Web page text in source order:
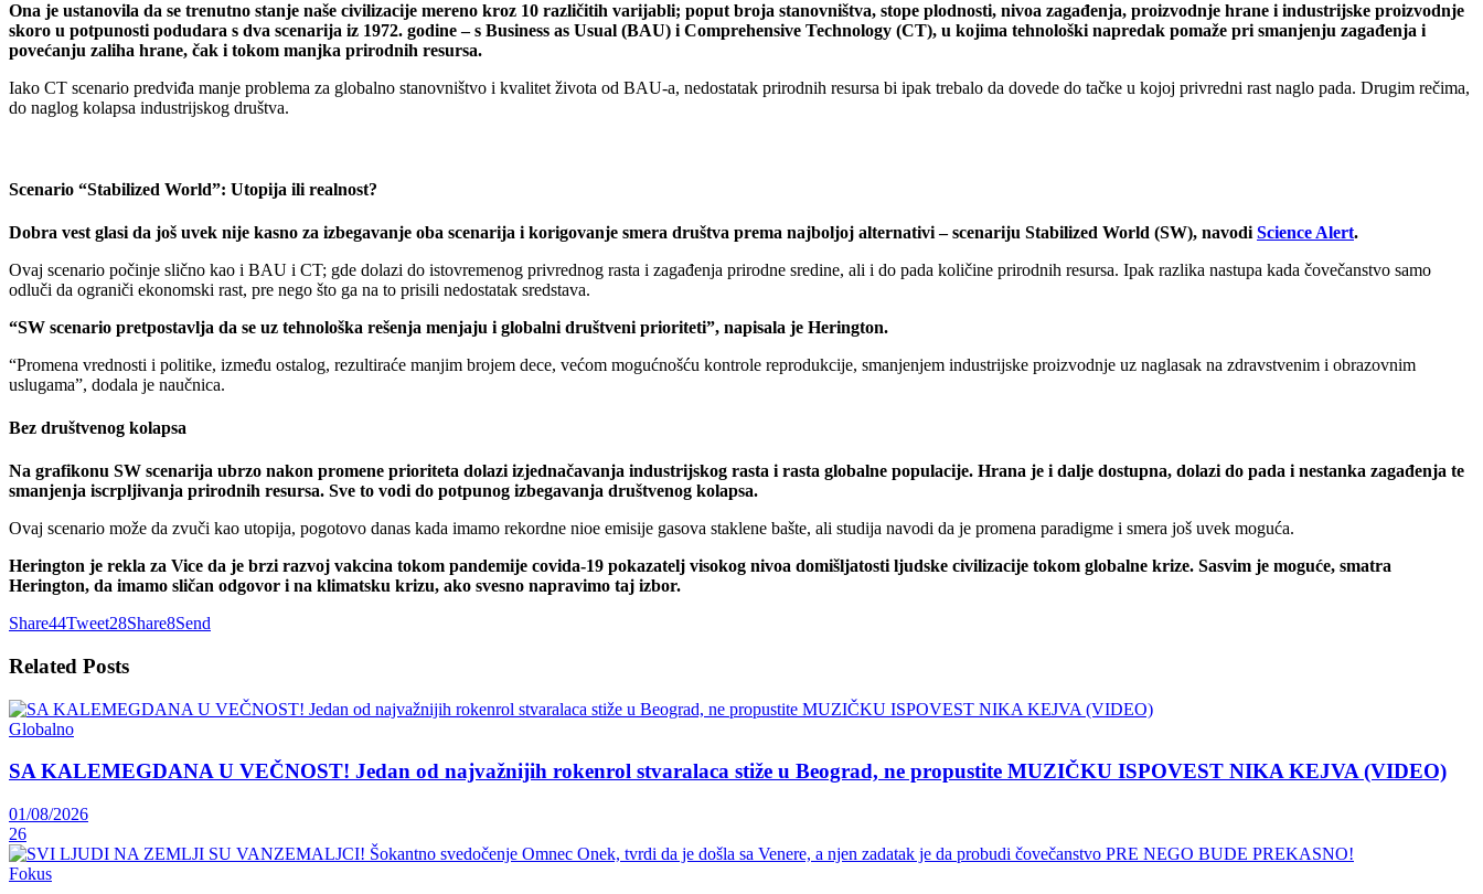
Ona je ustanovila da se trenutno stanje naše civilizacije mereno kroz 10 različitih varijabli; poput broja stanovništva, stope plodnosti, nivoa zagađenja, proizvodnje hrane i industrijske proizvodnje
skoro u potpunosti podudara s dva scenarija iz 1972. godine – s Business as Usual (BAU) i Comprehensive Technology (CT), u kojima tehnološki napredak pomaže pri smanjenju zagađenja i
povećanju zaliha hrane, čak i tokom manjka prirodnih resursa.
Iako CT scenario predviđa manje problema za globalno stanovništvo i kvalitet života od BAU-a, nedostatak prirodnih resursa bi ipak trebalo da dovede do tačke u kojoj privredni rast naglo pada. Drugim rečima,
do naglog kolapsa industrijskog društva.
Scenario “Stabilized World”: Utopija ili realnost?
Dobra vest glasi da još uvek nije kasno za izbegavanje oba scenarija i korigovanje smera društva prema najboljoj alternativi – scenariju Stabilized World (SW), navodi Science Alert.
Ovaj scenario počinje slično kao i BAU i CT; gde dolazi do istovremenog privrednog rasta i zagađenja prirodne sredine, ali i do pada količine prirodnih resursa. Ipak razlika nastupa kada čovečanstvo samo
odluči da ograniči ekonomski rast, pre nego što ga na to prisili nedostatak sredstava.
“SW scenario pretpostavlja da se uz tehnološka rešenja menjaju i globalni društveni prioriteti”, napisala je Herington.
“Promena vrednosti i politike, između ostalog, rezultiraće manjim brojem dece, većom mogućnošću kontrole reprodukcije, smanjenjem industrijske proizvodnje uz naglasak na zdravstvenim i obrazovnim
uslugama”, dodala je naučnica.
Bez društvenog kolapsa
Na grafikonu SW scenarija ubrzo nakon promene prioriteta dolazi izjednačavanja industrijskog rasta i rasta globalne populacije. Hrana je i dalje dostupna, dolazi do pada i nestanka zagađenja te
smanjenja iscrpljivanja prirodnih resursa. Sve to vodi do potpunog izbegavanja društvenog kolapsa.
Ovaj scenario može da zvuči kao utopija, pogotovo danas kada imamo rekordne nioe emisije gasova staklene bašte, ali studija navodi da je promena paradigme i smera još uvek moguća.
Herington je rekla za Vice da je brzi razvoj vakcina tokom pandemije covida-19 pokazatelj visokog nivoa domišljatosti ljudske civilizacije tokom globalne krize. Sasvim je moguće, smatra
Herington, da imamo sličan odgovor i na klimatsku krizu, ako svesno napravimo taj izbor.
Share44Tweet28Share8Send
Related Posts
Globalno
SA KALEMEGDANA U VEČNOST! Jedan od najvažnijih rokenrol stvaralaca stiže u Beograd, ne propustite MUZIČKU ISPOVEST NIKA KEJVA (VIDEO)
01/08/2026
26
Fokus